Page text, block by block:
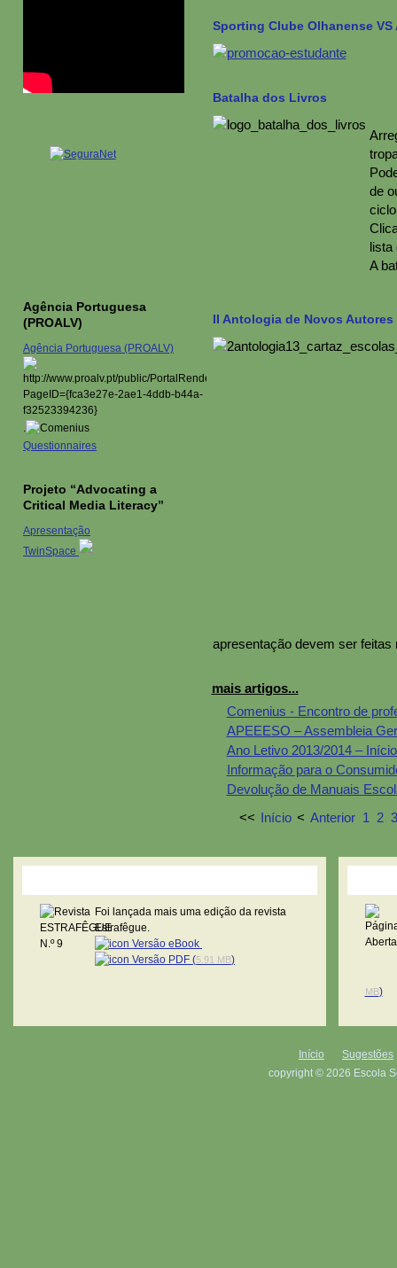
Sporting Clube Olhanense VS
Batalha dos Livros
de
lista
A
II Antologia de Novos Autores
apresentação devem ser
mais artigos...
Comenius - Encontro de
APEEESO – Assembleia
Ano Letivo 2013/2014 –
Informação para o
Devolução de Manuais
<< Início < Anterior 1 2 3
Agência Portuguesa
(PROALV)
Agência Portuguesa (PROALV)
.
Questionnaires
Projeto “Advocating a
Critical Media Literacy”
Apresentação
TwinSpace
Foi lançada mais uma edição da revista
Estrafêgue.
Versão eBook
Versão PDF (5.91 MB)
MB)
Início
Sugestões
copyright © 2026 Escola